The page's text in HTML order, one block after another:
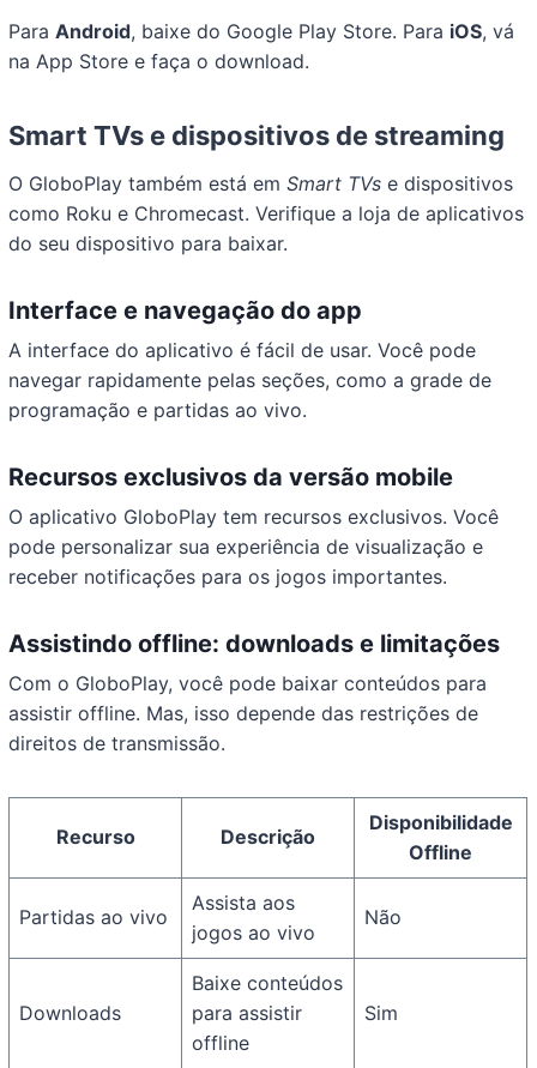
ParaAndroid, baixe do Google Play Store. Para iOS, vá
na App Store e faça o download.
Smart TVs e dispositivos de streaming
O GloboPlay também está emSmart TVs e dispositivos
como Roku e Chromecast. Verifique a loja de aplicativos
do seu dispositivo para baixar.
Interface e navegação do app
A interface do aplicativo é fácil de usar. Você pode
navegar rapidamente pelas seções, como a grade de
programação e partidas ao vivo.
Recursos exclusivos da versão mobile
O aplicativo GloboPlay tem recursos exclusivos. Você
pode personalizar sua experiência de visualização e
receber notificações para os jogos importantes.
Assistindo offline: downloads e limitações
Com o GloboPlay, você pode baixar conteúdos para
assistir offline. Mas, isso depende das restrições de
direitos de transmissão.
Recurso Descrição
Disponibilidade
Offline
Partidas ao vivo
Assista aos
jogos ao vivo
Não
Downloads
Baixe conteúdos
para assistir
offline
Sim